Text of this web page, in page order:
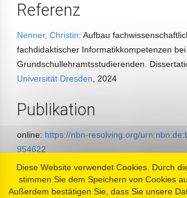
Referenz
Nenner, Christin: Aufbau
fachdidaktischer Informatikkompetenzen bei
Grundschullehramtsstudierenden.
Universität Dresden , 2024
Publikation
online: https://nbn-resolving.org/
954622
Zusammenfassung
Diese Website verwendet Cookies. Durch
stimmen Sie dem Speichern von Cookies
Außerdem bestätigen Sie, dass Sie unsere